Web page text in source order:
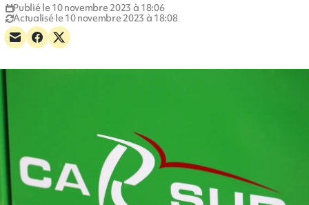
Publié le 10 novembre 2023 à 18:06
Actualisé le 10 novembre 2023 à 18:08